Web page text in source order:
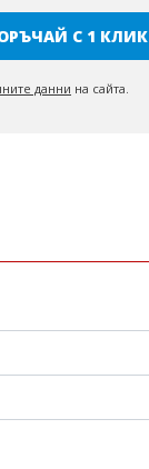
С 1 КЛИК
данни на сайта.